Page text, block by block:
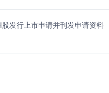
发行上市申请并刊发申请资料